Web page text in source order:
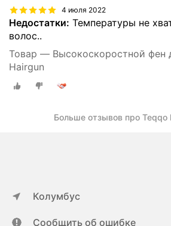
4 июля 2022
Недостатки: Температуры не
волос..
Товар — Высокоскоростной фен
Hairgun
Больше отзывов про Teqqo
Колумбус
Сообщить об ошибке